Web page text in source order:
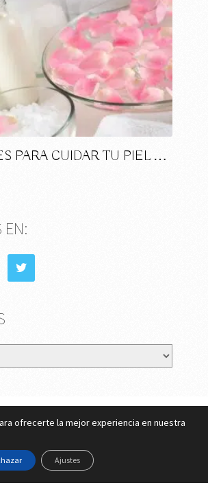
PARA CUIDAR TU PIEL …
EN:
Copyright © 2026.
Legales y Privacidad
Cookies
ofrecerte la mejor experiencia en nuestra
Ajustes